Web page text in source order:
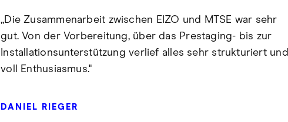
„Die Zusammenarbeit zwischen EIZO und MTSE war sehr
gut. Von der Vorbereitung, über das Prestaging- bis zur
Installationsunterstützung verlief alles sehr strukturiert und
voll Enthusiasmus."
DANIEL RIEGER